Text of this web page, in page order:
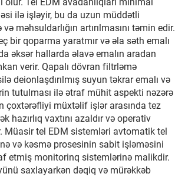
ilə işləyir, bu da uzun müddətli
məhsuldarlığın artırılmasını təmin edir.
bir qoparma yaratmır və əla səth emalı
əksər hallarda əlavə emalın aradan
verir. Qapalı dövran filtrləmə
deionlaşdırılmış suyun təkrar emalı və
tutulması ilə ətraf mühit aspekti nəzərə
çoxtərəfliyi müxtəlif işlər arasında tez
hazırlıq vaxtını azaldır və operativ
Müasir tel EDM sistemləri avtomatik tel
və kəsmə prosesinin sabit işləməsini
etmiş monitorinq sistemlərinə malikdir.
saxlayarkən dəqiq və mürəkkəb